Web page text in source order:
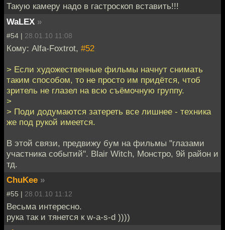
Такую камеру надо в гастроскоп вставить!!!
WaLEX »
#54 | 28.01.10 11:08
Кому: Alfa-Foxtrot, #52
> Если художественные фильмы начнут снимать
таким способом, то не просто им придётся, чтоб
зритель не глазел на всю съёмочную группу.
>
> Поди додумаются затереть все лишнее - техника
же под рукой имеется.
В этой связи, предвижу бум на фильмы "глазами
участника событий". Blair Witch, Монстро, 9й район и
тд.
ChuKee »
#55 | 28.01.10 11:12
Весьма интересно.
рука так и тянется к w-a-s-d ))))